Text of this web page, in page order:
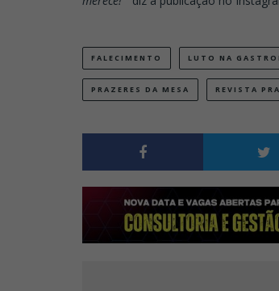
FALECIMENTO LUTO NA
PRAZERES DA MESA REVISTA